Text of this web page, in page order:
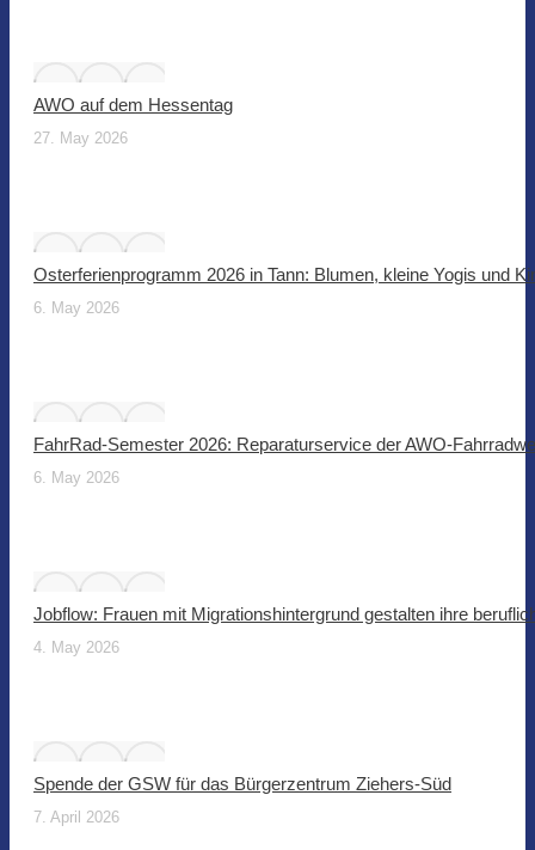
AWO auf dem Hessentag
27. May 2026
Osterferienprogramm 2026 in Tann: Blumen, kleine Yogis und
6. May 2026
FahrRad-Semester 2026: Reparaturservice der AWO-
6. May 2026
Jobflow: Frauen mit Migrationshintergrund gestalten ihre
4. May 2026
Spende der GSW für das Bürgerzentrum Ziehers-Süd
7. April 2026